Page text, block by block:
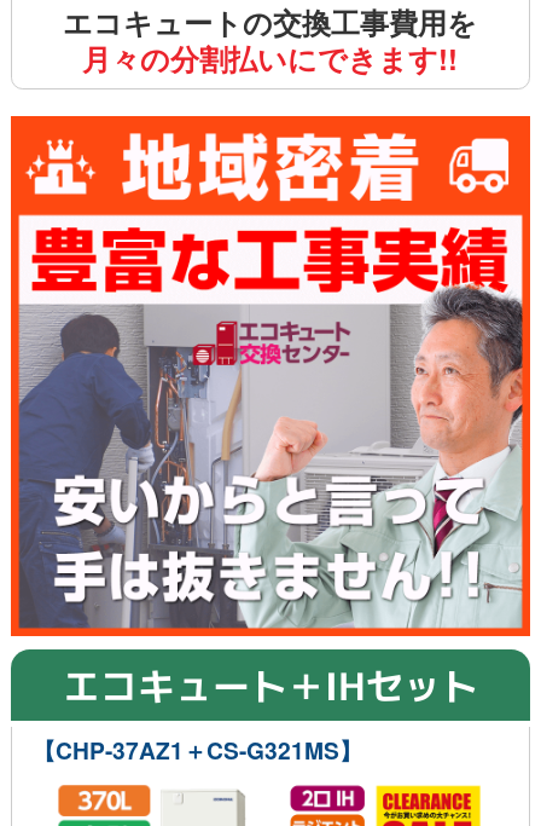
エコキュートの交換工事費用を
月々の分割払いにできます!!
エコキュート＋IHセット
【CHP-37AZ1＋CS-G321MS】